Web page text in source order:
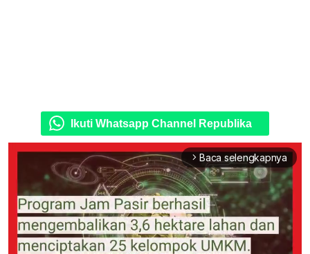
Ikuti Whatsapp Channel Republika
arrow_forward_ios Baca selengkapnya